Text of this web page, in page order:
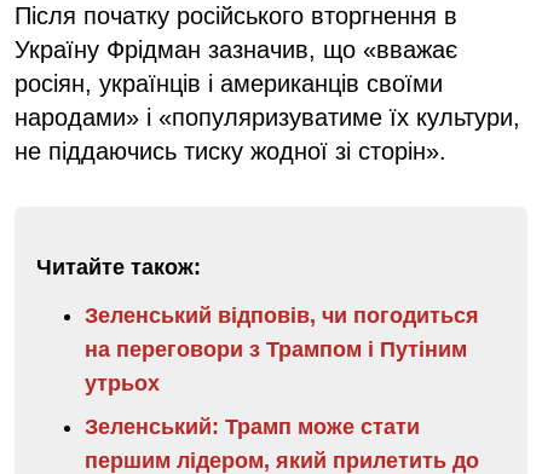
Після початку російського вторгнення в
Україну Фрідман зазначив, що «вважає
росіян, українців і американців своїми
народами» і «популяризуватиме їх культури,
не піддаючись тиску жодної зі сторін».
Читайте також:
Зеленський відповів, чи погодиться
на переговори з Трампом і Путіним
утрьох
Зеленський: Трамп може стати
першим лідером, який прилетить до